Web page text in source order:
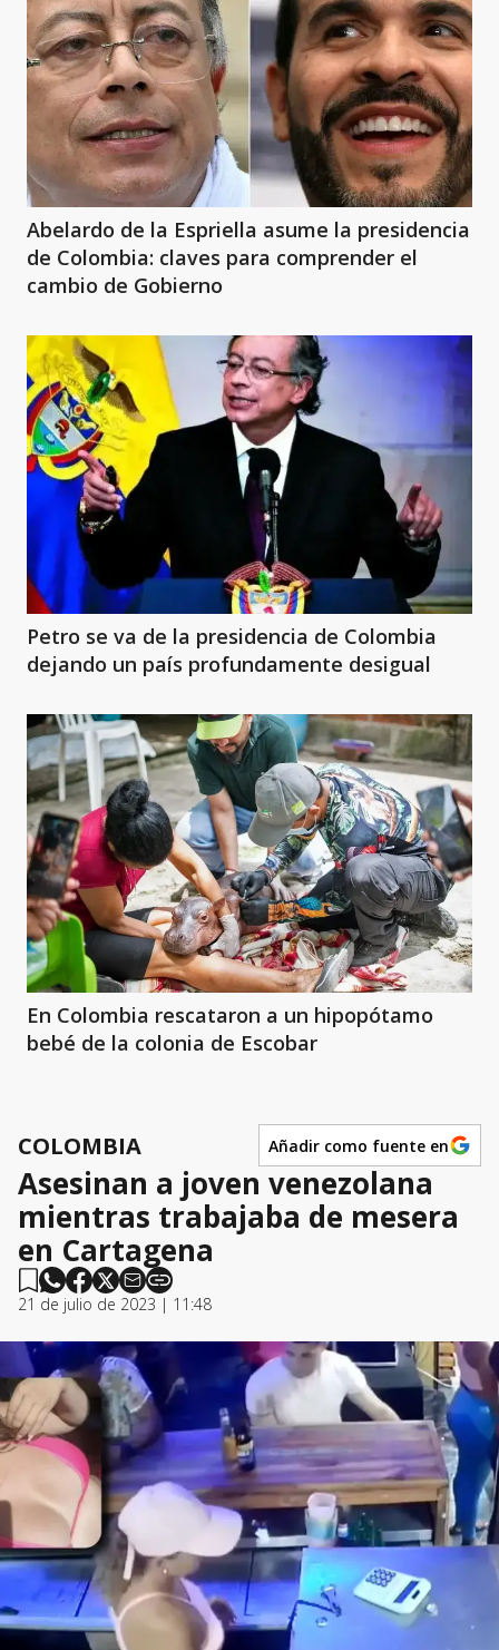
Abelardo de la Espriella asume la presidencia
de Colombia: claves para comprender el
cambio de Gobierno
Petro se va de la presidencia de Colombia
dejando un país profundamente desigual
En Colombia rescataron a un hipopótamo
bebé de la colonia de Escobar
COLOMBIA Añadir como fuente en
Asesinan a joven venezolana
mientras trabajaba de mesera
en Cartagena
21 de julio de 2023 | 11:48